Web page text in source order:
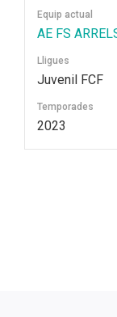
Equip actual
AE FS
Lligues
Juvenil FCF
Temporades
2023